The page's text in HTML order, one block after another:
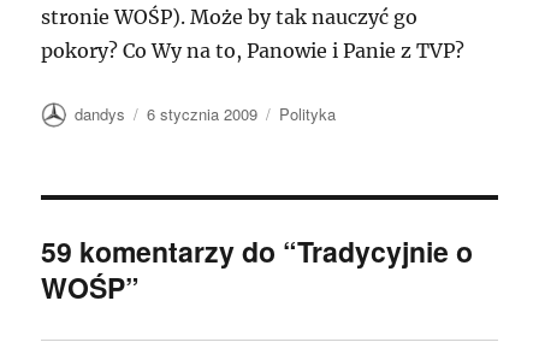
stronie WOŚP). Może by tak nauczyć go
pokory? Co Wy na to, Panowie i Panie z TVP?
Autor
dandys
Data
6 stycznia 2009 Kategorie
Polityka
59 komentarzy do “Tradycyjnie o
WOŚP”